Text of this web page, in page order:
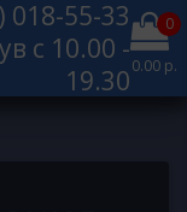
018-55-33
с 10.00 -
19.30
0
0.00 р.